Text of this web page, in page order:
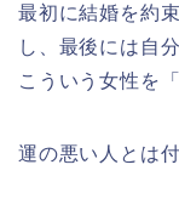
最初に結婚を約
し、最後には自
こういう女性を
運の悪い人とは